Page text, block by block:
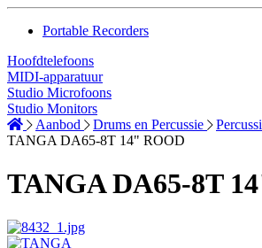
Portable Recorders
Hoofdtelefoons
MIDI-apparatuur
Studio Microfoons
Studio Monitors
Aanbod
Drums en Percussie
TANGA DA65-8T 14" ROOD
TANGA DA65-8T